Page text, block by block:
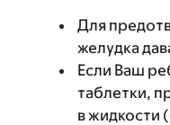
Для
желудка
Если Ваш
таблетки,
в жидкости